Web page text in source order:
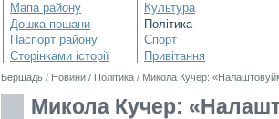
Мапа району
Дошка пошани
Паспорт району
Сторінками історії
Культура
Політика
Спорт
Привітання
Бершадь / Новини / Політика / Микола Кучер:
Микола Кучер: